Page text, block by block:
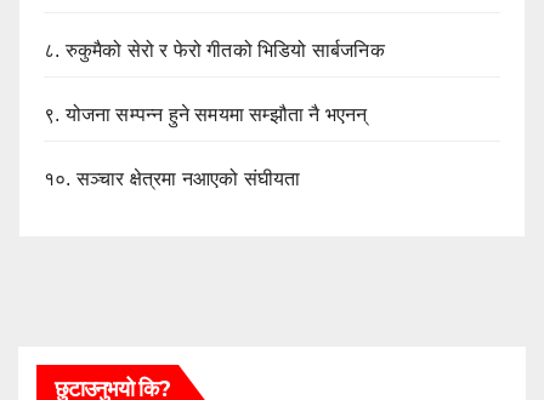
८.रुकुमैको सेरो र फेरो गीतको भिडियो सार्बजनिक
९.योजना सम्पन्न हुने समयमा सम्झौता नै भएनन्
१०.सञ्चार क्षेत्रमा नआएको संघीयता
छुटाउनुभयो कि?